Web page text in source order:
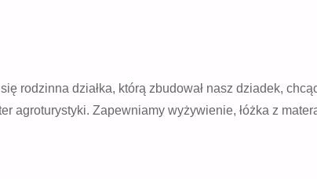
rodzinna działka, którą zbudował nasz dziadek,
agroturystyki. Zapewniamy wyżywienie, łóżka z